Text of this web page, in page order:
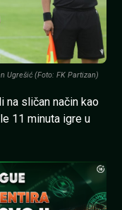
Ugrešić (Foto: FK Partizan)
na sličan način kao
11 minuta igre u